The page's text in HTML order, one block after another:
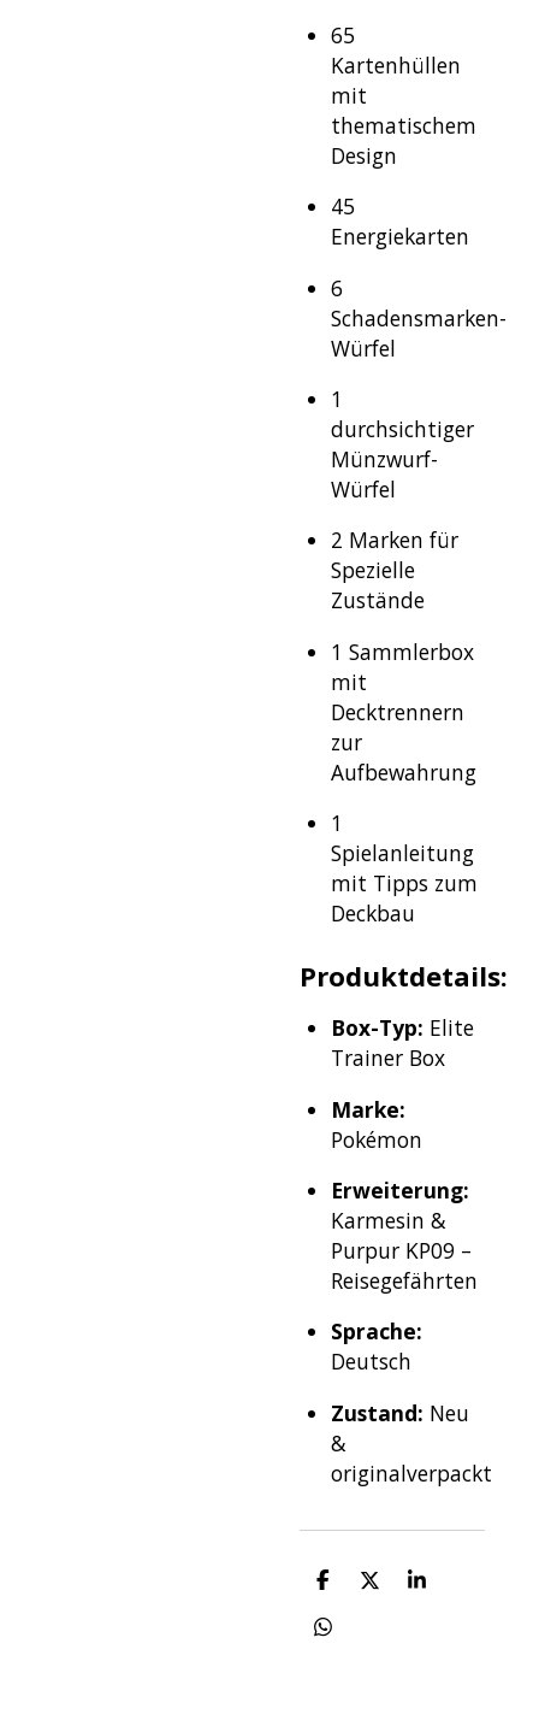
65
Kartenhüllen
mit
thematischem
Design
45
Energiekarten
6
Schadensmarken-
Würfel
1
durchsichtiger
Münzwurf-
Würfel
2 Marken für
Spezielle
Zustände
1 Sammlerbox
mit
Decktrennern
zur
Aufbewahrung
1
Spielanleitung
mit Tipps zum
Deckbau
Produktdetails:
Box-Typ: Elite
Trainer Box
Marke:
Pokémon
Erweiterung:
Karmesin &
Purpur KP09 –
Reisegefährten
Sprache:
Deutsch
Zustand: Neu
&
originalverpackt
T
i
T
T
T